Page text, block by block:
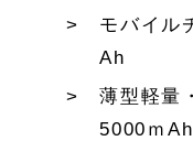
モバイル
Ah
薄型軽量
5000ｍAh